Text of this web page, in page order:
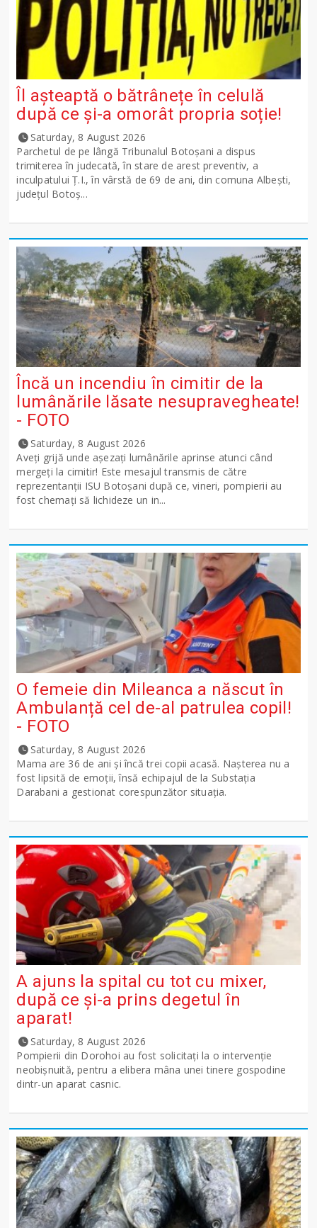
Îl așteaptă o bătrânețe în celulă
după ce și-a omorât propria soție!
Saturday, 8 August 2026
Parchetul de pe lângă Tribunalul Botoşani a dispus
trimiterea în judecată, în stare de arest preventiv, a
inculpatului Ț.I., în vârstă de 69 de ani, din comuna Albești,
județul Botoș...
Încă un incendiu în cimitir de la
lumânările lăsate nesupravegheate!
- FOTO
Saturday, 8 August 2026
Aveți grijă unde așezați lumânările aprinse atunci când
mergeți la cimitir! Este mesajul transmis de către
reprezentanții ISU Botoșani după ce, vineri, pompierii au
fost chemați să lichideze un in...
O femeie din Mileanca a născut în
Ambulanță cel de-al patrulea copil!
- FOTO
Saturday, 8 August 2026
Mama are 36 de ani și încă trei copii acasă. Nașterea nu a
fost lipsită de emoții, însă echipajul de la Substația
Darabani a gestionat corespunzător situația.
A ajuns la spital cu tot cu mixer,
după ce și-a prins degetul în
aparat!
Saturday, 8 August 2026
Pompierii din Dorohoi au fost solicitați la o intervenție
neobișnuită, pentru a elibera mâna unei tinere gospodine
dintr-un aparat casnic.